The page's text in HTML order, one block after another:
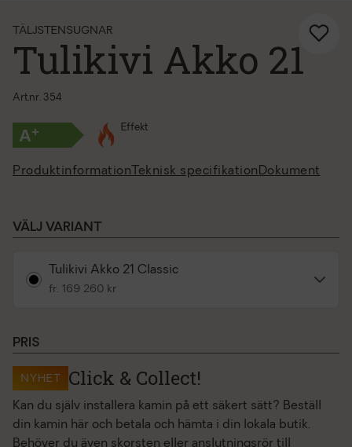
TÄLJSTENSUGNAR
Tulikivi Akko 21
Art.nr. 354
A+ Effekt
Produktinformation Teknisk specifikation Dokument
VÄLJ VARIANT
Tulikivi Akko 21 Classic
fr. 169 260 kr
PRIS
NYHET Click & Collect!
Kan du själv installera kamin på ett säkert sätt? Beställ
din kamin här och betala och hämta i din lokala butik.
Behöver du även skorsten eller anslutningsrör till